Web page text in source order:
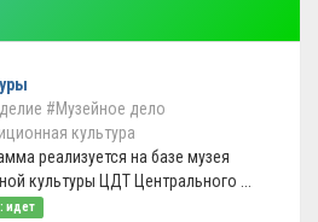
#Музейное дело
культура
реализуется на базе музея
культуры ЦДТ Центрального ...
идет